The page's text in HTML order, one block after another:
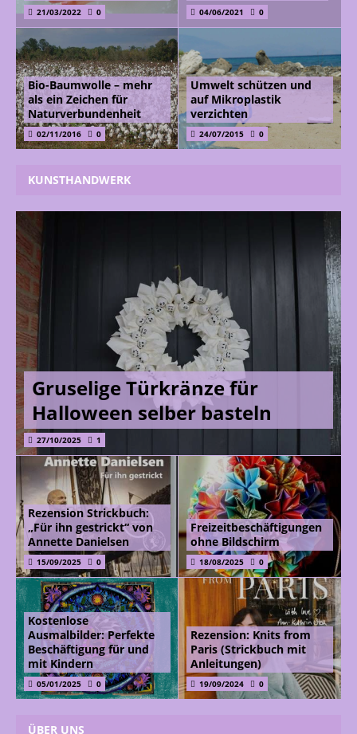
21/03/2022 0 04/06/2021 0
Bio-Baumwolle – mehr
als ein Zeichen für
Naturverbundenheit
02/11/2016 0
Umwelt schützen und
auf Mikroplastik
verzichten
24/07/2015 0
KUNSTHANDWERK
Gruselige Türkränze für
Halloween selber basteln
27/10/2025 1
Rezension Strickbuch:
„Für ihn gestrickt“ von
Annette Danielsen
15/09/2025 0
Freizeitbeschäftigungen
ohne Bildschirm
18/08/2025 0
Kostenlose
Ausmalbilder: Perfekte
Beschäftigung für und
mit Kindern
05/01/2025 0
Rezension: Knits from
Paris (Strickbuch mit
Anleitungen)
19/09/2024 0
ÜBER UNS